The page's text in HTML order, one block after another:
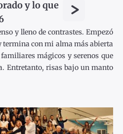
y lo que
>
y lleno de contrastes. Empezó
termina con mi alma más abierta
mágicos y serenos que
Entretanto, risas bajo un manto